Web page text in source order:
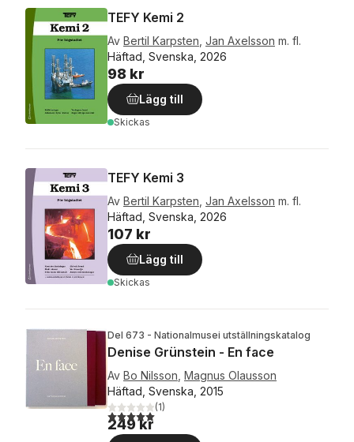
TEFY Kemi 2
Av Bertil Karpsten Jan Axelsson m. fl.
Häftad, Svenska, 2026
98 kr
Lägg till
Skickas
TEFY Kemi 3
Av Bertil Karpsten Jan Axelsson m. fl.
Häftad, Svenska, 2026
107 kr
Lägg till
Skickas
Del 673 - Nationalmusei utställningskatalog
Denise Grünstein - En face
Av Bo Nilsson Magnus Olausson
Häftad, Svenska, 2015
5,0utav 5 stjärnor. Totalt antal röster:
(1)
249 kr